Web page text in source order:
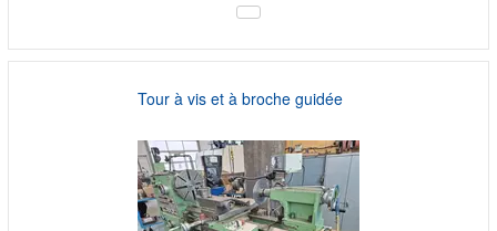
Tour à vis et à broche guidée